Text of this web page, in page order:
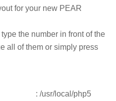
for your new PEAR
the number in front of the
all of them or simply press
: /usr/local/php5